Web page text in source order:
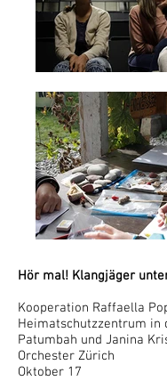
Hör mal! Klangjäger
Kooperation Raffaella
Heimatschutzzentrum in
Patumbah und Janina
Orchester Zürich
Oktober 17